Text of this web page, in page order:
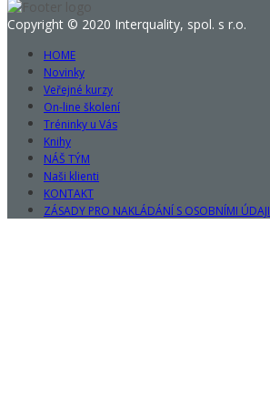
Copyright © 2020 Interquality, spol. s r.o.
HOME
Novinky
Veřejné kurzy
On-line školení
Tréninky u Vás
Knihy
NÁŠ TÝM
Naši klienti
KONTAKT
ZÁSADY PRO NAKLÁDÁNÍ S OSOBNÍMI ÚDAJI